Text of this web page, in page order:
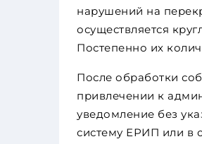
нарушений на
осуществляется
Постепенно их
После обработки
привлечении к
уведомление без
систему ЕРИП или в